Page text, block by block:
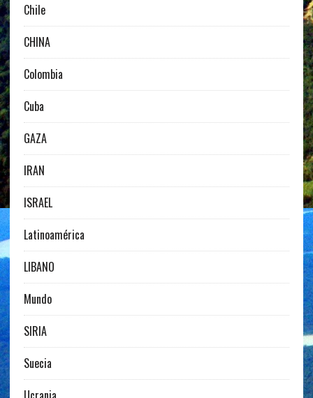
Chile
CHINA
Colombia
Cuba
GAZA
IRAN
ISRAEL
Latinoamérica
LIBANO
Mundo
SIRIA
Suecia